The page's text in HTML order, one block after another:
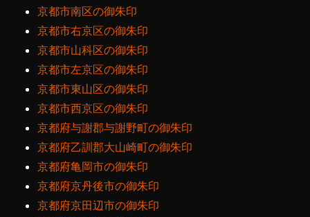
京都市南区の御朱印
京都市右京区の御朱印
京都市山科区の御朱印
京都市左京区の御朱印
京都市東山区の御朱印
京都市西京区の御朱印
京都府与謝郡与謝野町の御朱印
京都府乙訓郡大山崎町の御朱印
京都府亀岡市の御朱印
京都府京丹後市の御朱印
京都府京田辺市の御朱印